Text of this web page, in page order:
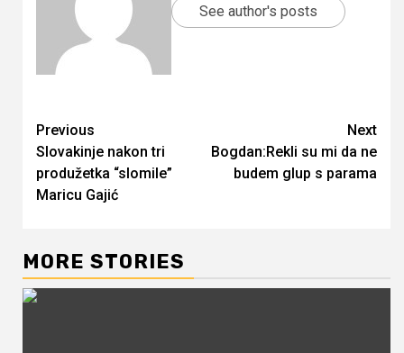
See author's posts
Continue
Reading
Previous
Slovakinje nakon tri
produžetka “slomile”
Maricu Gajić
Next
Bogdan:Rekli su mi da ne
budem glup s parama
MORE STORIES